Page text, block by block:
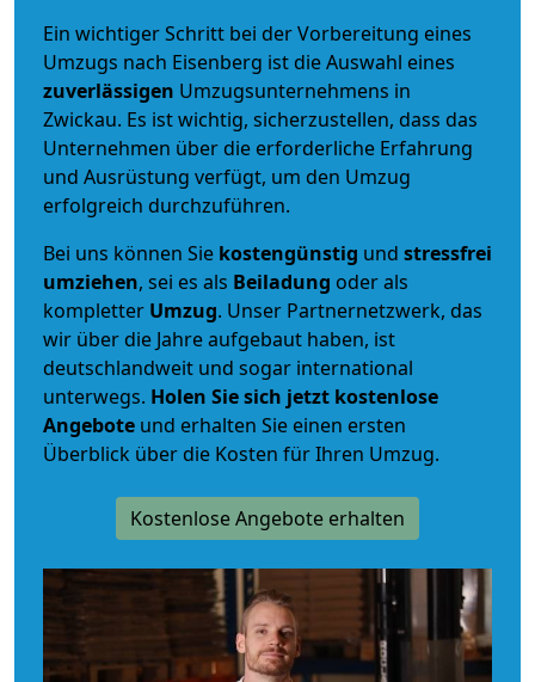
Ein wichtiger Schritt bei der Vorbereitung eines
Umzugs nach Eisenberg ist die Auswahl eines
zuverlässigen Umzugsunternehmens in
Zwickau. Es ist wichtig, sicherzustellen, dass das
Unternehmen über die erforderliche Erfahrung
und Ausrüstung verfügt, um den Umzug
erfolgreich durchzuführen.
Bei uns können Sie kostengünstig und stressfrei
umziehen, sei es als Beiladung oder als
kompletter Umzug. Unser Partnernetzwerk, das
wir über die Jahre aufgebaut haben, ist
deutschlandweit und sogar international
unterwegs. Holen Sie sich jetzt kostenlose
Angebote und erhalten Sie einen ersten
Überblick über die Kosten für Ihren Umzug.
Kostenlose Angebote erhalten